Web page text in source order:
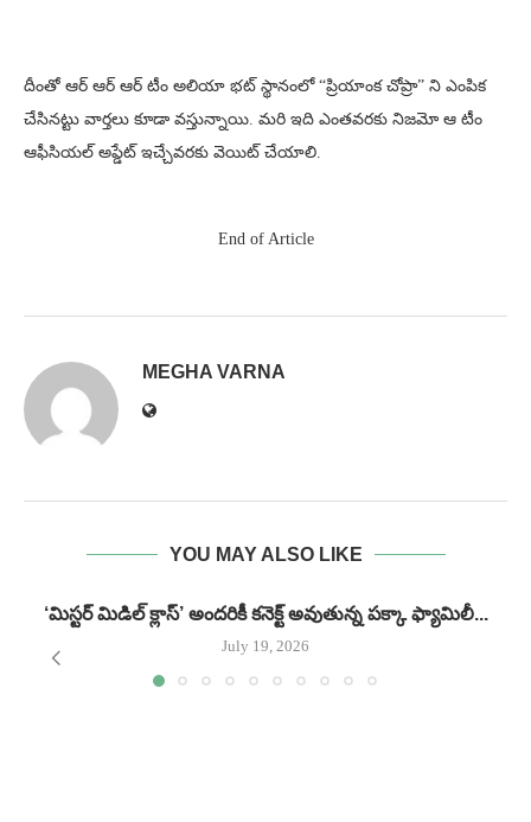
దీంతో ఆర్ ఆర్ ఆర్ టీం అలియా భట్ స్థానంలో “ప్రియాంక చోప్రా” ని ఎంపిక
చేసినట్టు వార్తలు కూడా వస్తున్నాయి. మరి ఇది ఎంతవరకు నిజమో ఆ టీం
ఆఫీసియల్ అప్డేట్ ఇచ్చేవరకు వెయిట్ చేయాలి.
End of Article
MEGHA VARNA
YOU MAY ALSO LIKE
‘మిస్టర్ మిడిల్ క్లాస్’ అందరికీ కనెక్ట్ అవుతున్న పక్కా ఫ్యామిలీ...
July 19, 2026